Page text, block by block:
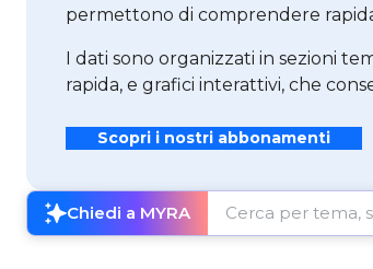
permettono di comprendere
I dati sono organizzati in sezioni
rapida, e grafici interattivi, che
Scopri i nostri abbonamenti
Chiedi a MYRA
Cerca per tema, settore o tecnologia